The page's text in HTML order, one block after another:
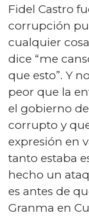
Fidel Castro
corrupción
cualquier
dice “me
que esto”. Y
peor que la
el gobierno
corrupto y
expresión en
tanto estaba
hecho un
es antes de
Granma en